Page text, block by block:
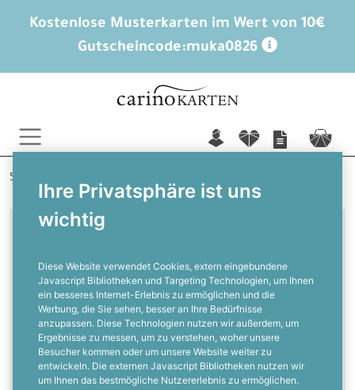
Kostenlose Musterkarten im Wert von 10€
Gutscheincode:muka0826
Ihre Privatsphäre ist uns
wichtig
Diese Website verwendet Cookies, extern eingebundene
Javascript Bibliotheken und Targeting Technologien, um Ihnen
ein besseres Internet-Erlebnis zu ermöglichen und die
Werbung, die Sie sehen, besser an Ihre Bedürfnisse
anzupassen. Diese Technologien nutzen wir außerdem, um
Ergebnisse zu messen, um zu verstehen, woher unsere
Besucher kommen oder um unsere Website weiter zu
entwickeln. Die externen Javascript Bibliotheken nutzen wir
um Ihnen das bestmögliche Nutzererlebnis zu ermöglichen.
n f c
Startseite
Einladungskarten Geburtstag
Moderne
Geburtstagseinladungen